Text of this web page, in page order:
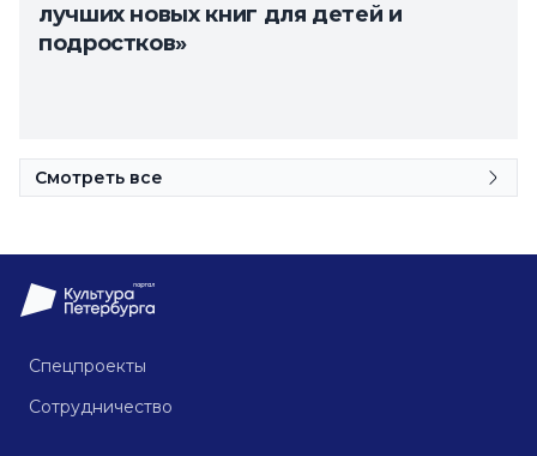
лучших новых книг для детей и
подростков»
Смотреть все
Спецпроекты
Сотрудничество